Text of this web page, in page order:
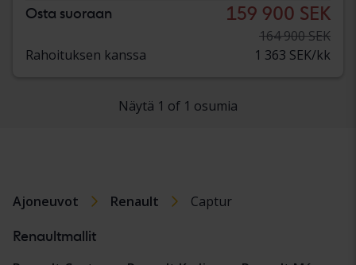
Osta suoraan 159 900 SEK
164 900 SEK
Rahoituksen kanssa
1 363 SEK/kk
Näytä 1 of 1 osumia
Ajoneuvot Renault Captur
Renaultmallit